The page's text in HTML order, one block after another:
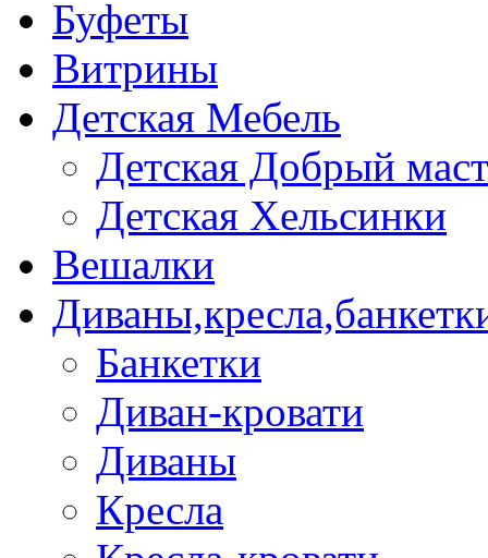
Буфеты
Витрины
Детская Мебель
Детская Добрый
Детская Хельсинки
Вешалки
Банкетки
Диван-кровати
Диваны
Кресла